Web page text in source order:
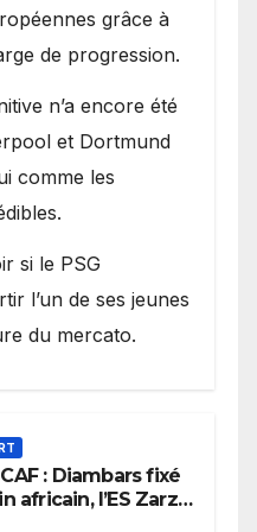
grâce à
de progression.
n’a encore été
et Dortmund
comme les
si le PSG
l’un de ses jeunes
du mercato.
: Diambars fixé
africain, l’ES Zarzis